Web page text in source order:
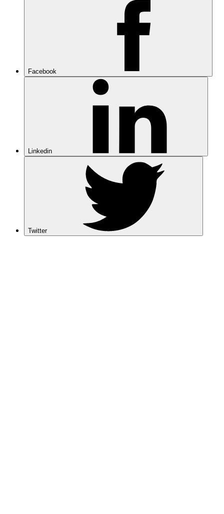
Facebook
Linkedin
Twitter